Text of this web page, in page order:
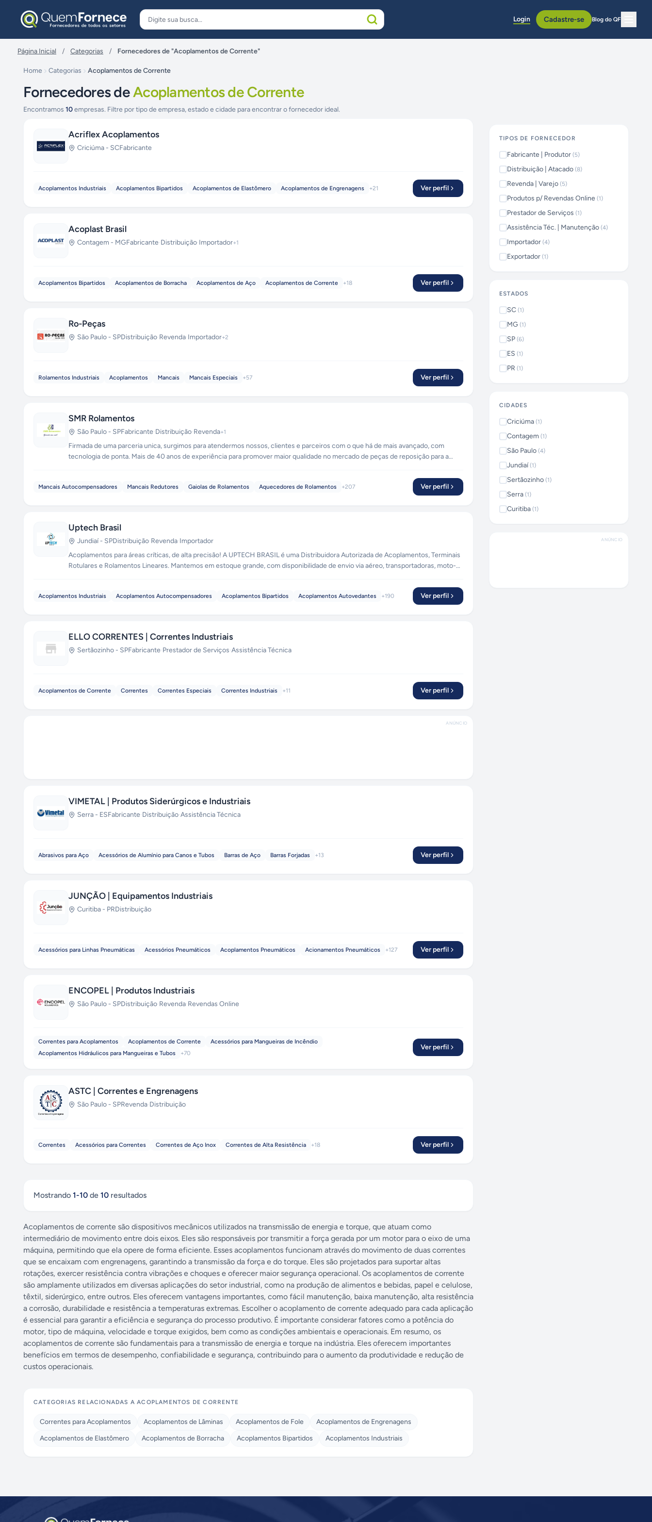
Login Cadastre-se Blog do QF
Página Inicial / Categorias / Fornecedores de "Acoplamentos de Corrente"
Home Categorias Acoplamentos de Corrente
Fornecedores deAcoplamentos de Corrente
Encontramos 10empresas. Filtre por tipo de empresa, estado e cidade para encontrar o fornecedor ideal.
Acriflex Acoplamentos
Criciúma - SCFabricante
Acoplamentos Industriais Acoplamentos Bipartidos Acoplamentos de Elastômero Acoplamentos de Engrenagens +21 Ver perfil
Acoplast Brasil
Contagem - MGFabricante·Distribuição·Importador+1
Acoplamentos Bipartidos Acoplamentos de Borracha Acoplamentos de Aço Acoplamentos de Corrente +18 Ver perfil
Ro-Peças
São Paulo - SPDistribuição·Revenda·Importador+2
Rolamentos Industriais Acoplamentos Mancais Mancais Especiais +57 Ver perfil
SMR Rolamentos
São Paulo - SPFabricante·Distribuição·Revenda+1
Firmada de uma parceria unica, surgimos para atendermos nossos, clientes e parceiros com o que há de mais avançado, com
tecnologia de ponta. Mais de 40 anos de experiência para promover maior qualidade no mercado de peças de reposição para a
Mancais Autocompensadores Mancais Redutores Gaiolas de Rolamentos Aquecedores de Rolamentos +207 Ver perfil
Uptech Brasil
Jundiaí- SPDistribuição·Revenda·Importador
Acoplamentos para áreas críticas, de alta precisão! A UPTECH BRASIL é uma Distribuidora Autorizada de Acoplamentos, Terminais
Rotulares e Rolamentos Lineares. Mantemos em estoque grande, com disponibilidade de envio via aéreo, transportadoras, moto-
Acoplamentos Industriais Acoplamentos Autocompensadores Acoplamentos Bipartidos Acoplamentos Autovedantes +190 Ver perfil
ELLO CORRENTES | Correntes Industriais
Sertãozinho - SPFabricante·Prestador de Serviços·Assistência Técnica
Acoplamentos de Corrente Correntes Correntes Especiais Correntes Industriais +11 Ver perfil
ANÚNCIO
VIMETAL | Produtos Siderúrgicos e Industriais
Serra - ESFabricante·Distribuição·Assistência Técnica
Abrasivos para Aço Acessórios de Alumínio para Canos e Tubos Barras de Aço Barras Forjadas +13 Ver perfil
JUNÇÃO | Equipamentos Industriais
Curitiba - PRDistribuição
Acessórios para Linhas Pneumáticas Acessórios Pneumáticos Acoplamentos Pneumáticos Acionamentos Pneumáticos +127 Ver perfil
ENCOPEL | Produtos Industriais
São Paulo - SPDistribuição·Revenda·Revendas Online
Correntes para Acoplamentos Acoplamentos de Corrente
Acessórios para Mangueiras de Incêndio
Acoplamentos Hidráulicos para Mangueiras e Tubos
+70
Ver perfil
ASTC | Correntes e Engrenagens
São Paulo - SPRevenda·Distribuição
Correntes Acessórios para Correntes Correntes de Aço Inox Correntes de Alta Resistência +18 Ver perfil
Mostrando 1-10 de 10 resultados
Acoplamentos de corrente são dispositivos mecânicos utilizados na transmissão de energia e torque, que atuam como
intermediário de movimento entre dois eixos. Eles são responsáveis por transmitir a força gerada por um motor para o eixo de uma
máquina, permitindo que ela opere de forma eficiente. Esses acoplamentos funcionam através do movimento de duas correntes
que se encaixam com engrenagens, garantindo a transmissão da força e do torque. Eles são projetados para suportar altas
rotações, exercer resistência contra vibrações e choques e oferecer maior segurança operacional. Os acoplamentos de corrente
são amplamente utilizados em diversas aplicações do setor industrial, como na produção de alimentos e bebidas, papel e celulose,
têxtil, siderúrgico, entre outros. Eles oferecem vantagens importantes, como fácil manutenção, baixa manutenção, alta resistência
a corrosão, durabilidade e resistência a temperaturas extremas. Escolher o acoplamento de corrente adequado para cada aplicação
é essencial para garantir a eficiência e segurança do processo produtivo. É importante considerar fatores como a potência do
motor, tipo de máquina, velocidade e torque exigidos, bem como as condições ambientais e operacionais. Em resumo, os
acoplamentos de corrente são fundamentais para a transmissão de energia e torque na indústria. Eles oferecem importantes
benefícios em termos de desempenho, confiabilidade e segurança, contribuindo para o aumento da produtividade e redução de
custos operacionais.
CATEGORIAS RELACIONADAS AACOPLAMENTOS DE CORRENTE
Correntes para Acoplamentos Acoplamentos de Lâminas Acoplamentos de Fole
Acoplamentos de Engrenagens
Acoplamentos de Elastômero
Acoplamentos de Borracha Acoplamentos Bipartidos Acoplamentos Industriais
TIPOS DE FORNECEDOR
Fabricante | Produtor (5)
Distribuição | Atacado (8)
Revenda | Varejo (5)
Produtos p/ Revendas Online (1)
Prestador de Serviços (1)
Assistência Téc. | Manutenção (4)
Importador (4)
Exportador (1)
ESTADOS
SC (1)
MG (1)
SP (6)
ES (1)
PR (1)
CIDADES
Criciúma (1)
Contagem (1)
São Paulo (4)
Jundiaí (1)
Sertãozinho (1)
Serra (1)
Curitiba (1)
ANÚNCIO